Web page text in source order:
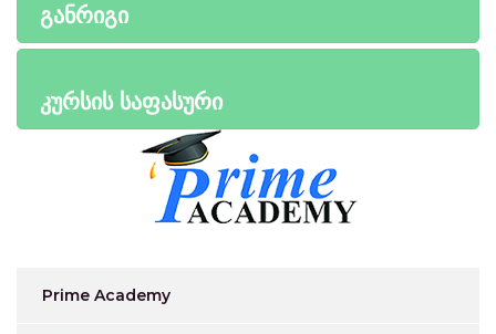
განრიგი
კურსის საფასური
Prime Academy